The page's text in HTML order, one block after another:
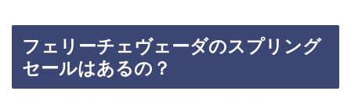
フェリーチェヴェーダのスプリング
セールはあるの？